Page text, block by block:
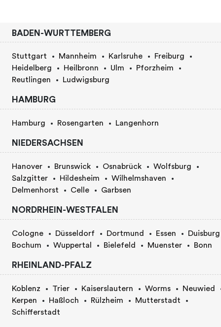
BADEN-WURTTEMBERG
Stuttgart Mannheim Karlsruhe
Freiburg
Heidelberg
Heilbronn Ulm
Pforzheim
Reutlingen
Ludwigsburg
HAMBURG
Hamburg Rosengarten Langenhorn
NIEDERSACHSEN
Hanover Brunswick Osnabrück
Wolfsburg
Salzgitter
Hildesheim
Wilhelmshaven
Delmenhorst
Celle Garbsen
NORDRHEIN-WESTFALEN
Cologne Düsseldorf Dortmund Essen
Duisburg
Bochum
Wuppertal Bielefeld Muenster Bonn
RHEINLAND-PFALZ
Koblenz Trier Kaiserslautern Worms
Neuwied
Kerpen
Haßloch Rülzheim
Mutterstadt
Schifferstadt